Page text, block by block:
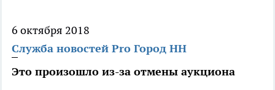
6 октября 2018
Служба новостей Pro Город НН
Это произошло из-за отмены аукциона